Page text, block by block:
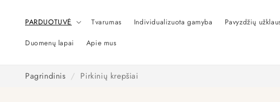
turinio
PARDUOTUVĖ Tvarumas Individualizuota gamyba Pavyzdžių
Duomenų lapai Apie mus
Pagrindinis / Pirkinių krepšiai